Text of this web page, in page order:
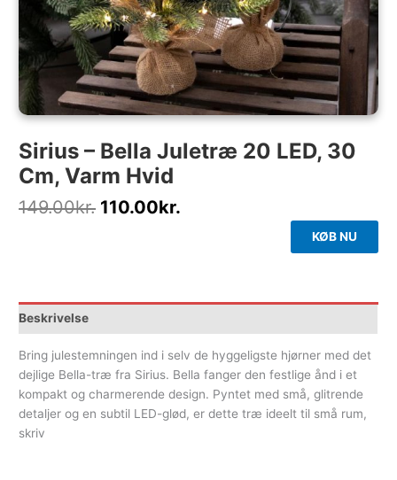
Sirius – Bella Juletræ 20 LED, 30
Cm, Varm Hvid
149.00kr. 110.00kr.
KØB NU
Beskrivelse
Bring julestemningen ind i selv de hyggeligste hjørner med det
dejlige Bella-træ fra Sirius. Bella fanger den festlige ånd i et
kompakt og charmerende design. Pyntet med små, glitrende
detaljer og en subtil LED-glød, er dette træ ideelt til små rum,
skriv